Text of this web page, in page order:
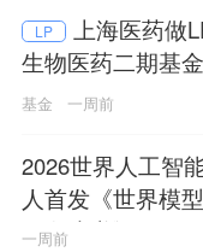
LP
上海医药做
生物医药二期基金
基金 一周前
2026世界人工智
人首发《世界模
GI白皮书》
一周前